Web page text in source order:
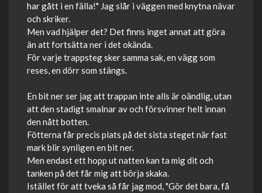
har gått i en fälla!" Jag slår i väggen med knytna nävar
och skriker.
Men vad hjälper det? Det finns inget annat att göra
än att fortsätta ner i det okända.
För varje trappsteg sker samma sak, en vägg som
reses, en dörr som stängs.
En bit ner ser jag att trappan inte alls är oändlig, utan
att den stadigt smalnar av och försvinner helt innan
den nått botten.
Fötterna får precis plats på det sista steget när fast
mark blir synligen en bit ner.
Men endast ett hopp ut natten kan ta mig dit och
tanken på det får mig att börja skaka.
Istället för att tveka så får jag mod, "Gör det bara, få